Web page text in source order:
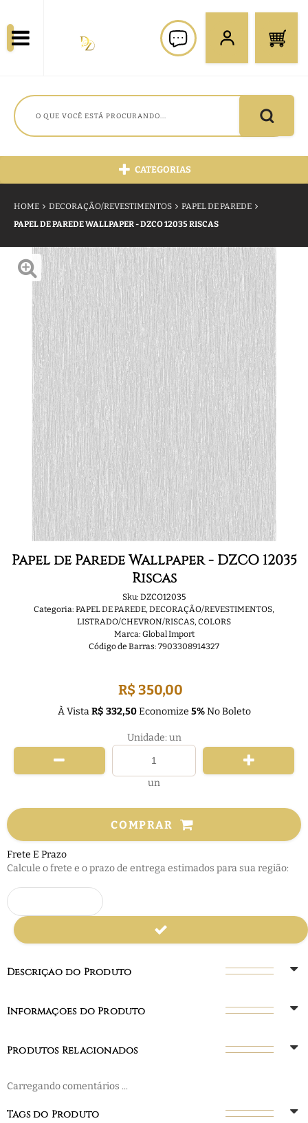
CATEGORIAS
HOME DECORAÇÃO/REVESTIMENTOS
PAPEL DE PAREDE
PAPEL DE PAREDE WALLPAPER - DZCO 12035 RISCAS
Papel de Parede Wallpaper - DZCO 12035
Riscas
Sku: DZCO12035
Categoria: PAPEL DE PAREDE,DECORAÇÃO/REVESTIMENTOS,
LISTRADO/CHEVRON/RISCAS,COLORS
Marca: Global Import
Código de Barras: 7903308914327
R$ 350,00
À VistaR$ 332,50Economize 5%No Boleto
Unidade: un
un
COMPRAR
Frete E Prazo
Calcule o frete e o prazo de entrega estimados para sua região:
Descrição do Produto
Informações do Produto
Produtos Relacionados
Carregando comentários ...
Tags do Produto